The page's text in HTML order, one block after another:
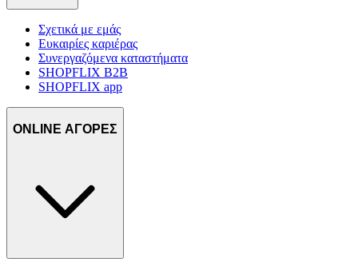
Σχετικά με εμάς
Ευκαιρίες καριέρας
Συνεργαζόμενα καταστήματα
SHOPFLIX B2B
SHOPFLIX app
ONLINE ΑΓΟΡΕΣ